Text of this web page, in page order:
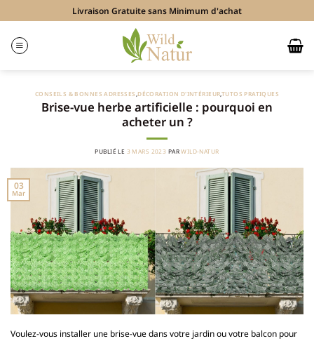
au
Livraison Gratuite sans Minimum d'achat
CONSEILS & BONNES ADRESSES DÉCORATION D'INTÉRIEURTUTOS PRATIQUES
Brise-vue herbe artificielle : pourquoi en
acheter un ?
PUBLIÉ LE 3 MARS 2023 PARWILD-NATUR
03
Mar
Voulez-vous installer une brise-vue dans votre jardin ou votre balcon pour